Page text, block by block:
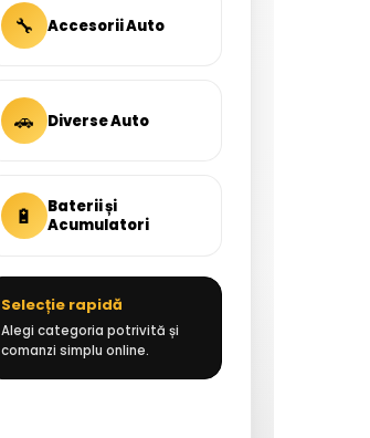
🔧 Accesorii Auto
🚗 Diverse Auto
🔋
Baterii și
Acumulatori
Selecție rapidă
Alegi categoria potrivită și
comanzi simplu online.